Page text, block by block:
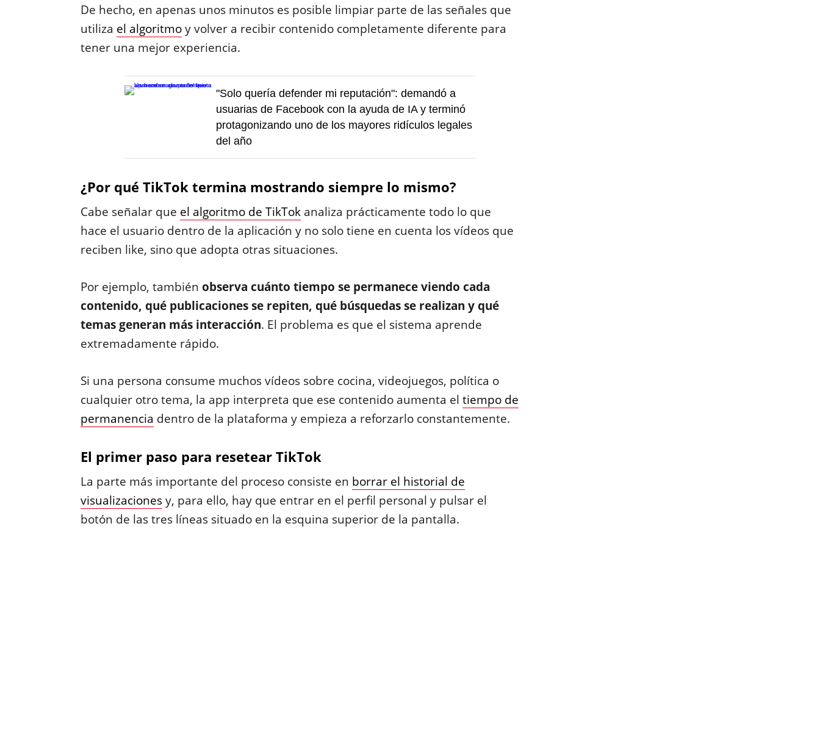
De hecho, en apenas unos minutos es posible limpiar parte de las señales que
utiliza el algoritmoy volver a recibir contenido completamente diferente para
tener una mejor experiencia.
"Solo quería defender mi reputación": demandó a
usuarias de Facebook con la ayuda de IA y terminó
protagonizando uno de los mayores ridículos legales
del año
¿Por qué TikTok termina mostrando siempre lo mismo?
Cabe señalar que el algoritmo de TikTokanaliza prácticamente todo lo que
hace el usuario dentro de la aplicación y no solo tiene en cuenta los vídeos que
reciben like, sino que adopta otras situaciones.
Por ejemplo, también observa cuánto tiempo se permanece viendo cada
contenido, qué publicaciones se repiten, qué búsquedas se realizan y qué
temas generan más interacción. El problema es que el sistema aprende
extremadamente rápido.
Si una persona consume muchos vídeos sobre cocina, videojuegos, política o
cualquier otro tema, la app interpreta que ese contenido aumenta el tiempo de
permanencia dentro de la plataforma y empieza a reforzarlo constantemente.
El primer paso para resetear TikTok
La parte más importante del proceso consiste en borrar el historial de
visualizacionesy, para ello, hay que entrar en el perfil personal y pulsar el
botón de las tres líneas situado en la esquina superior de la pantalla.